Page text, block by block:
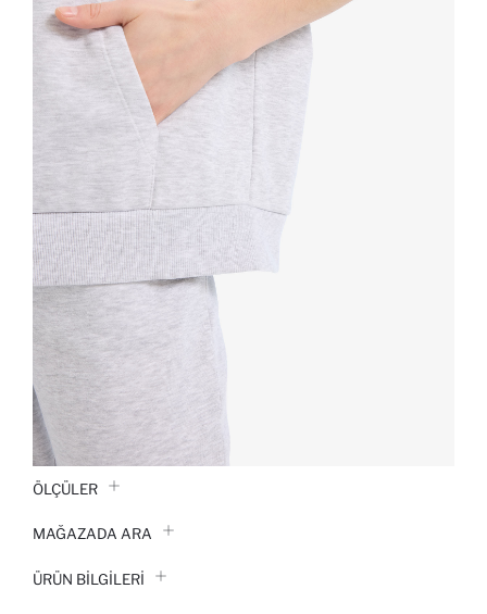
ÖLÇÜLER
MAĞAZADA ARA
ÜRÜN BILGILERI